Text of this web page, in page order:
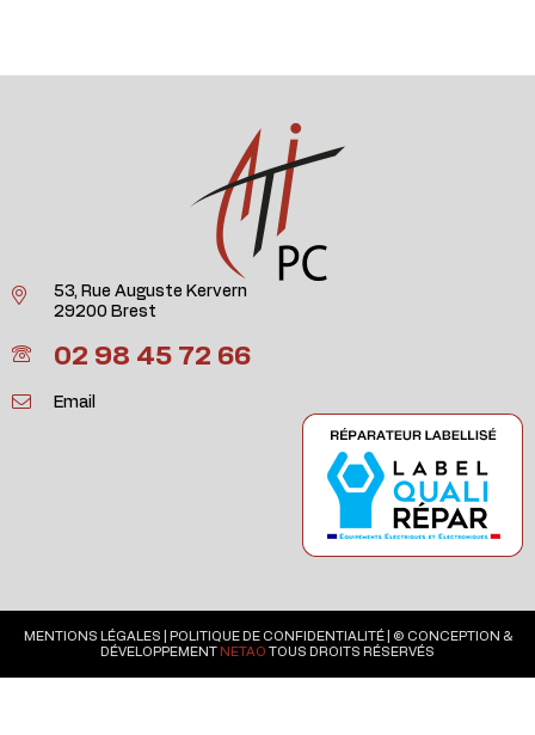
53, Rue Auguste Kervern
29200 Brest
02 98 45 72 66
Email
MENTIONS LÉGALES POLITIQUE DE CONFIDENTIALITÉ| © CONCEPTION &
DÉVELOPPEMENT NETAO TOUS DROITS RÉSERVÉS